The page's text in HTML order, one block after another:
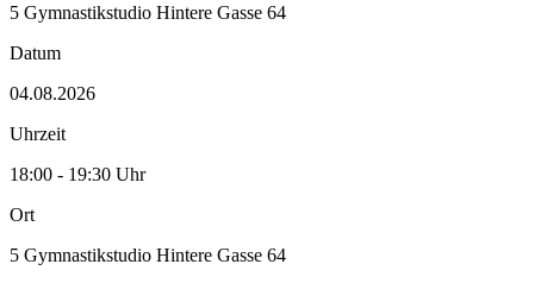
5 Gymnastikstudio Hintere Gasse 64
Datum
04.08.2026
Uhrzeit
18:00 - 19:30 Uhr
Ort
5 Gymnastikstudio Hintere Gasse 64